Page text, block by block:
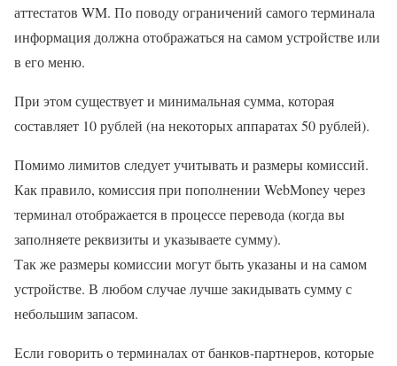
аттестатов WM. По поводу ограничений самого терминала
информация должна отображаться на самом устройстве или
в его меню.
При этом существует и минимальная сумма, которая
составляет 10 рублей (на некоторых аппаратах 50 рублей).
Помимо лимитов следует учитывать и размеры комиссий.
Как правило, комиссия при пополнении WebMoney через
терминал отображается в процессе перевода (когда вы
заполняете реквизиты и указываете сумму).
Так же размеры комиссии могут быть указаны и на самом
устройстве. В любом случае лучше закидывать сумму с
небольшим запасом.
Если говорить о терминалах от банков-партнеров, которые